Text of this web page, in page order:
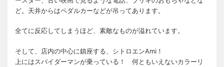
ど。天井からはペダルカーなどが吊ってあります。
全てに反応してしまうほど、素敵なものが溢れています。
そして、店内の中心に鎮座する、シトロエンAmi！
上にはスパイダーマンが乗っている！ 何ともいえないカラーリ